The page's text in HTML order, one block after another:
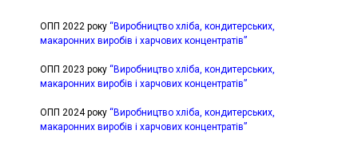
ОПП 2022 року “Виробництво хліба, кондитерських,
макаронних виробів і харчових концентратів”
ОПП 2023 року “Виробництво хліба, кондитерських,
макаронних виробів і харчових концентратів”
ОПП 2024 року “Виробництво хліба, кондитерських,
макаронних виробів і харчових концентратів”